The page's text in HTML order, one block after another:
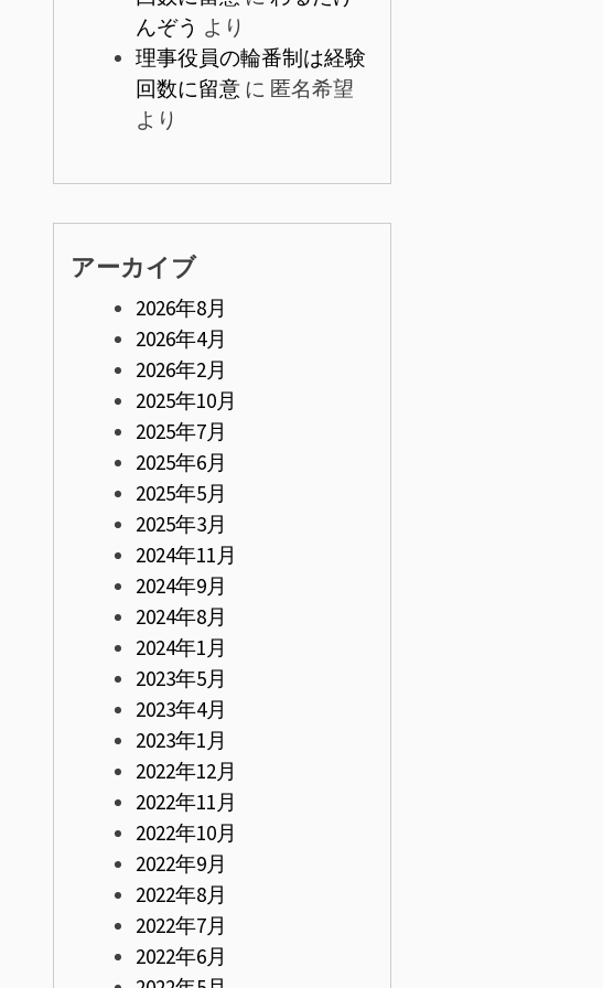
んぞう より
理事役員の輪番制は経験
回数に留意に 匿名希望
より
アーカイブ
2026年8月
2026年4月
2026年2月
2025年10月
2025年7月
2025年6月
2025年5月
2025年3月
2024年11月
2024年9月
2024年8月
2024年1月
2023年5月
2023年4月
2023年1月
2022年12月
2022年11月
2022年10月
2022年9月
2022年8月
2022年7月
2022年6月